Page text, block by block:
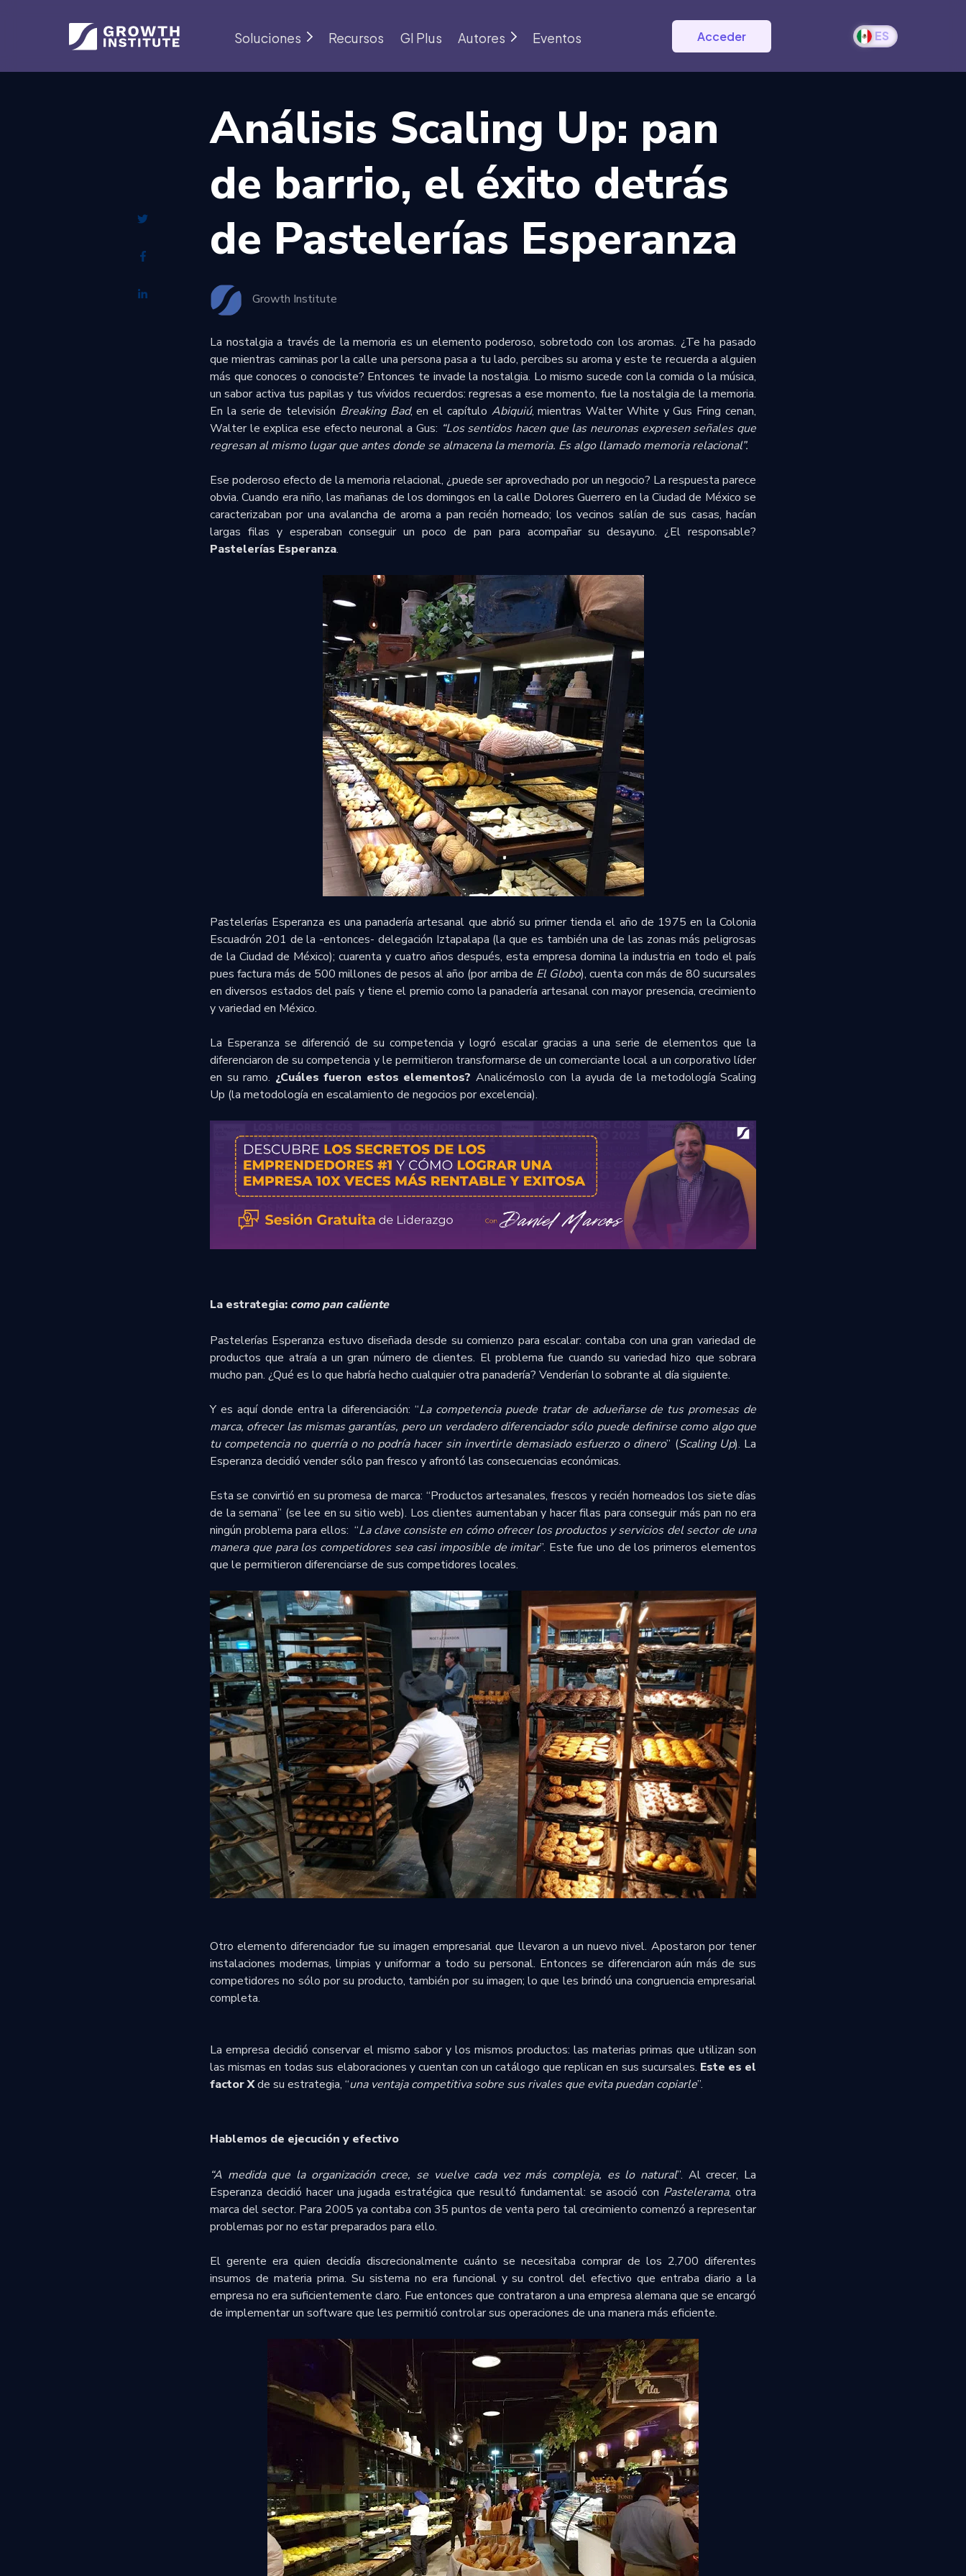
ES
Acceder
Soluciones Recursos GI Plus Autores Eventos
Análisis Scaling Up: pan
de barrio, el éxito detrás
de Pastelerías Esperanza
Growth Institute
La nostalgia a través de la memoria es un elemento poderoso, sobretodo con los aromas. ¿Te ha pasado
que mientras caminas por la calle una persona pasa a tu lado, percibes su aroma y este te recuerda a alguien
más que conoces o conociste? Entonces te invade la nostalgia. Lo mismo sucede con la comida o la música,
un sabor activa tus papilas y tus vívidos recuerdos: regresas a ese momento, fue la nostalgia de la memoria.
En la serie de televisión Breaking Bad, en el capítulo Abiquiú, mientras Walter White y Gus Fring cenan,
Walter le explica ese efecto neuronal a Gus: “Los sentidos hacen que las neuronas expresen señales que
regresan al mismo lugar que antes donde se almacena la memoria. Es algo llamado memoria relacional”.
Ese poderoso efecto de la memoria relacional, ¿puede ser aprovechado por un negocio? La respuesta parece
obvia.Cuando era niño, las mañanas de los domingos en la calle Dolores Guerrero en la Ciudad de México se
caracterizaban por una avalancha de aroma a pan recién horneado; los vecinos salían de sus casas, hacían
largas filas y esperaban conseguir un poco de pan para acompañar su desayuno. ¿El responsable?
Pastelerías Esperanza.
Pastelerías Esperanza es una panadería artesanal que abrió su primer tienda el año de 1975 en la Colonia
Escuadrón 201 de la -entonces- delegación Iztapalapa (la que es también una de las zonas más peligrosas
de la Ciudad de México); cuarenta y cuatro años después, esta empresa domina la industria en todo el país
pues factura más de 500 millones de pesos al año (por arriba de El Globo), cuenta con más de 80 sucursales
en diversos estados del país y tiene el premio como la panadería artesanal con mayor presencia, crecimiento
y variedad en México.
La Esperanza se diferenció de su competencia y logró escalar gracias a una serie de elementos que la
diferenciaron de su competencia y le permitieron transformarse de un comerciante local a un corporativo líder
en su ramo. ¿Cuáles fueron estos elementos? Analicémoslo con la ayuda de la metodología Scaling
Up (la metodología en escalamiento de negocios por excelencia).
La estrategia: como pan caliente
Pastelerías Esperanza estuvo diseñada desde su comienzo para escalar: contaba con una gran variedad de
productos que atraía a un gran número de clientes. El problema fue cuando su variedad hizo que sobrara
mucho pan. ¿Qué es lo que habría hecho cualquier otra panadería? Venderían lo sobrante al día siguiente.
Y es aquí donde entra la diferenciación: “La competencia puede tratar de adueñarse de tus promesas de
marca, ofrecer las mismas garantías, pero un verdadero diferenciador sólo puede definirse como algo que
tu competencia no querría o no podría hacer sin invertirle demasiado esfuerzo o dinero” (Scaling Up). La
Esperanza decidió vender sólo pan fresco y afrontó las consecuencias económicas.
Esta se convirtió en su promesa de marca: “Productos artesanales, frescos y recién horneados los siete días
de la semana” (se lee en su sitio web). Los clientes aumentaban y hacer filas para conseguir más pan no era
ningún problema para ellos: “La clave consiste en cómo ofrecer los productos y servicios del sector de una
manera que para los competidores sea casi imposible de imitar”. Este fue uno de los primeros elementos
que le permitieron diferenciarse de sus competidores locales.
Otro elemento diferenciador fue su imagen empresarial que llevaron a un nuevo nivel. Apostaron por tener
instalaciones modernas, limpias y uniformar a todo su personal. Entonces se diferenciaron aún más de sus
competidores no sólo por su producto, también por su imagen; lo que les brindó una congruencia empresarial
completa.
La empresa decidió conservar el mismo sabor y los mismos productos: las materias primas que utilizan son
las mismas en todas sus elaboraciones y cuentan con un catálogo que replican en sus sucursales. Este es el
factor Xde su estrategia, “una ventaja competitiva sobre sus rivales que evita puedan copiarle”.
Hablemos de ejecución y efectivo
“A medida que la organización crece, se vuelve cada vez más compleja, es lo natural”. Al crecer, La
Esperanza decidió hacer una jugada estratégica que resultó fundamental: se asoció con Pastelerama, otra
marca del sector. Para 2005 ya contaba con 35 puntos de venta pero tal crecimiento comenzó a representar
problemas por no estar preparados para ello.
El gerente era quien decidía discrecionalmente cuánto se necesitaba comprar de los 2,700 diferentes
insumos de materia prima. Su sistema no era funcional y su control del efectivo que entraba diario a la
empresa no era suficientemente claro. Fue entonces que contrataron a una empresa alemana que se encargó
de implementar un software que les permitió controlar sus operaciones de una manera más eficiente.